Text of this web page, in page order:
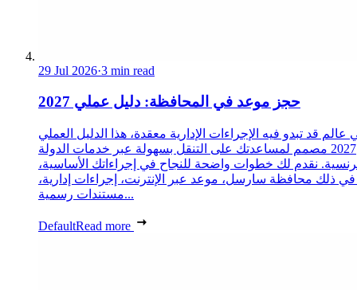
29 Jul 2026·3 min read
حجز موعد في المحافظة: دليل عملي 2027
عالم قد تبدو فيه الإجراءات الإدارية معقدة، هذا الدليل العملي
2027 مصمم لمساعدتك على التنقل بسهولة عبر خدمات الدولة
نقدم لك خطوات واضحة للنجاح في إجراءاتك الأساسية،
في ذلك محافظة سارسل، موعد عبر الإنترنت، إجراءات إدارية،
مستندات رسمية...
DefaultRead more